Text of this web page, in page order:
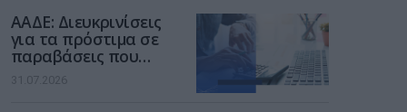
ΑΑΔΕ: Διευκρινίσεις
για τα πρόστιμα σε
παραβάσεις που
αφορούν τους ΦΗΜ
31.07.2026